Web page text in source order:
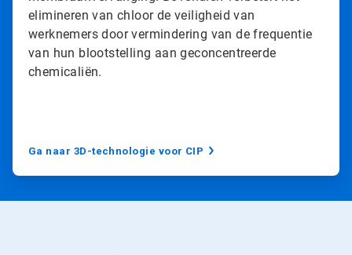
elimineren van chloor de veiligheid van
werknemers door vermindering van de frequentie
van hun blootstelling aan geconcentreerde
chemicaliën.
Ga naar 3D-technologie voor CIP